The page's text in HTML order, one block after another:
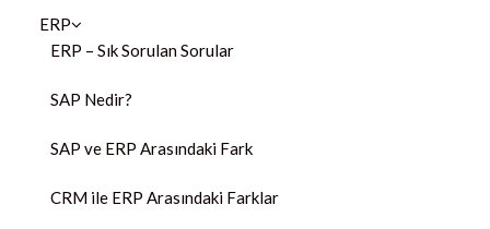
ERP
ERP – Sık Sorulan Sorular
SAP Nedir?
SAP ve ERP Arasındaki Fark
CRM ile ERP Arasındaki Farklar